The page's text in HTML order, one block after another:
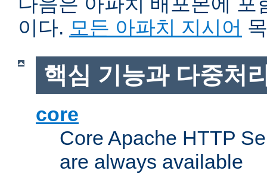
이다. 모든 아파치 지시어
핵심 기능과 다중처
core
Core Apache HTTP
are always available